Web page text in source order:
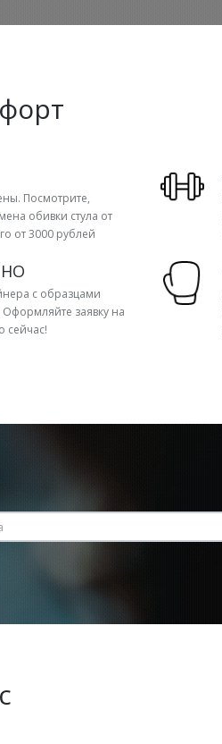
Посмотрите,
обивки стула от
от 3000 рублей
с образцами
заявку на
сейчас!